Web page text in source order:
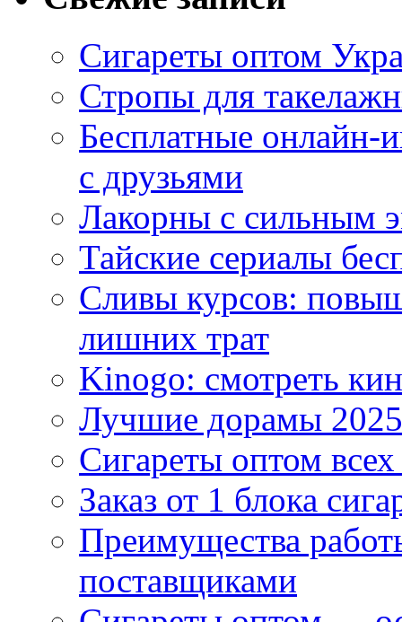
Сигареты оптом
Стропы для
Бесплатные
с друзьями
Лакорны с сильным
Тайские сериалы
Сливы курсов:
лишних трат
Kinogo: смотреть
Лучшие дорамы
Сигареты оптом
Заказ от 1 блока
Преимущества
поставщиками